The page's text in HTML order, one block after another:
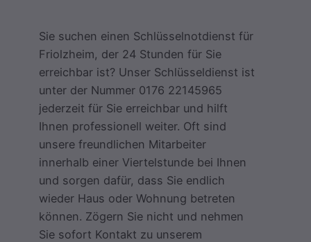
Sie suchen einen Schlüsselnotdienst für
Friolzheim, der 24 Stunden für Sie
erreichbar ist? Unser Schlüsseldienst ist
unter der Nummer 0176 22145965
jederzeit für Sie erreichbar und hilft
Ihnen professionell weiter. Oft sind
unsere freundlichen Mitarbeiter
innerhalb einer Viertelstunde bei Ihnen
und sorgen dafür, dass Sie endlich
wieder Haus oder Wohnung betreten
können. Zögern Sie nicht und nehmen
Sie sofort Kontakt zu unserem